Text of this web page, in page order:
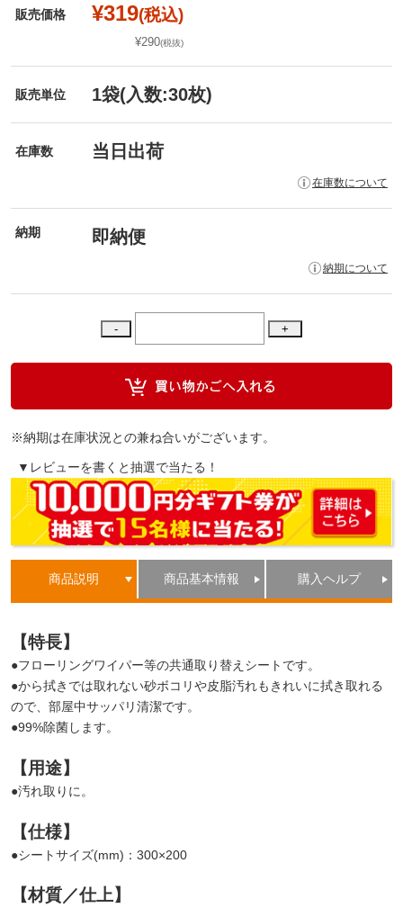
販売価格 ¥319(税込)
¥290(税抜)
販売単位 1袋(入数:30枚)
在庫数 当日出荷
在庫数について
納期 即納便
納期について
※納期は在庫状況との兼ね合いがございます。
▼レビューを書くと抽選で当たる！
商品説明 商品基本情報 購入ヘルプ
【特長】
●フローリングワイパー等の共通取り替えシートです。
●から拭きでは取れない砂ボコリや皮脂汚れもきれいに拭き取れる
ので、部屋中サッパリ清潔です。
●99%除菌します。
【用途】
●汚れ取りに。
【仕様】
●シートサイズ(mm)：300×200
【材質／仕上】